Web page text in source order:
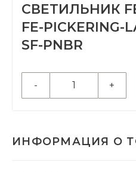
СВЕТИЛЬНИК
FE-PICKERING-
SF-PNBR
- +
ИНФОРМАЦИЯ О